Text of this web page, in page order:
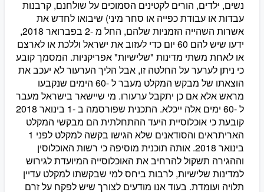
נשים, ילדים, הורים לקטינים הסמוכים על שולחנם, קרבנות
עבדות או עבודת כפייה או סחר מיני) שיבואו לחדש את
אשרות השהייה הזמניות שלהם, החל מ -2 בפברואר 2018,
ידעו שיש להם 60 יום כדי לעזוב את ישראל וללכת או לארצם
או לאחת משתי מדינות "שלישיות" אפריקניות. המסמך קובע
כי ניתן לערער על החלטה זו, אבל הליך הערעור לא יעכב את
הוצאתו של מבקש המקלט מעבר ל -60 הימים שנקבעו
מראש אלא אם כן יתקבל ערעורו. מי שיישאר בישראל מעבר
ל -60 ימים אלה ייכלא. התכנית שפורסמה ב -1 בינואר 2018
קובעת כי אוכלוסיית היעד ההתחלתית הם מבקשי המקלט
האריתראים והסודאנים שלא הגישו בקשה למקלט לפני 1
בינואר 2018. אותה תוכנית מוסיפה כי רשות האוכלוסין
וההגירה תשקול להרחיב את האוכלוסייה המיועדת לגירוש
למדינות שלישיות, לרבות ביחס למי שבקשתו למקלט עדיין
תלויה ועומדת. בעוד אנו מודעים לצורך שיש לפקח על זרם